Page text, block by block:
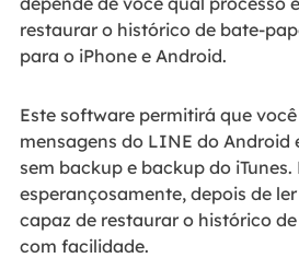
restaurar o histórico de bate-
para o iPhone e Android.
Este software permitirá que
mensagens do LINE do Android
sem backup e backup do
esperançosamente, depois de
capaz de restaurar o histórico
com facilidade.